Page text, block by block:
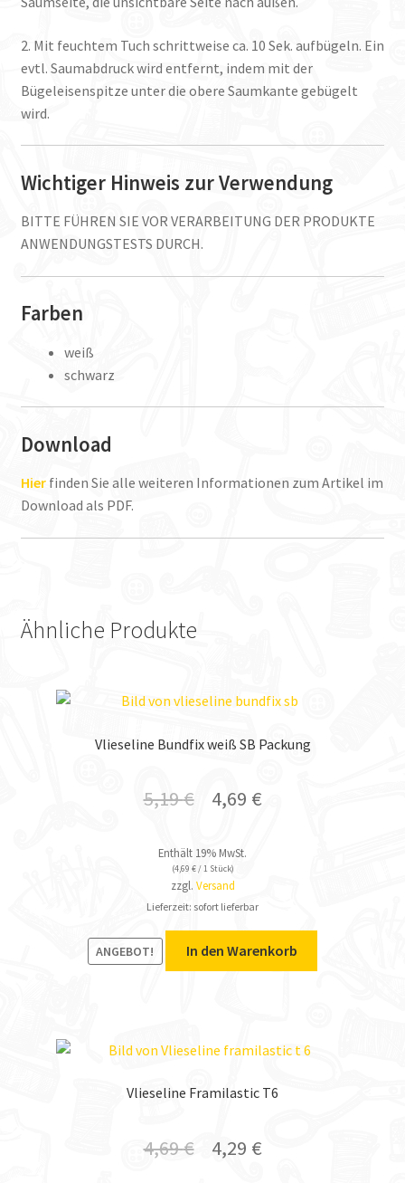
2. Mit feuchtem Tuch schrittweise ca. 10 Sek. aufbügeln. Ein
evtl. Saumabdruck wird entfernt, indem mit der
Bügeleisenspitze unter die obere Saumkante gebügelt
wird.
Wichtiger Hinweis zur Verwendung
BITTE FÜHREN SIE VOR VERARBEITUNG DER PRODUKTE
ANWENDUNGSTESTS DURCH.
Farben
weiß
schwarz
Download
Hier finden Sie alle weiteren Informationen zum Artikel im
Download als PDF.
Ähnliche Produkte
Vlieseline Bundfix weiß SB Packung
5,19€ 4,69 €
Enthält 19% MwSt.
(4,69 €/ 1 Stück)
zzgl. Versand
Lieferzeit: sofort lieferbar
ANGEBOT! In den Warenkorb
Vlieseline Framilastic T6
4,69€ 4,29 €